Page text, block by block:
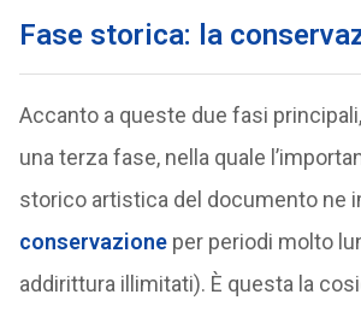
Fase storica: la
Accanto a queste due fasi
una terza fase, nella quale
storico artistica del documento ne
conservazioneper periodi molto
addirittura illimitati). È questa la